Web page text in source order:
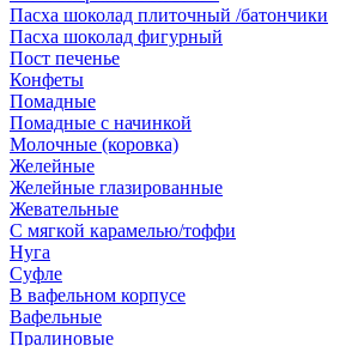
Пасха шоколад плиточный /батончики
Пасха шоколад фигурный
Пост печенье
Конфеты
Помадные
Помадные с начинкой
Молочные (коровка)
Желейные
Желейные глазированные
Жевательные
С мягкой карамелью/тоффи
Нуга
Суфле
В вафельном корпусе
Вафельные
Пралиновые